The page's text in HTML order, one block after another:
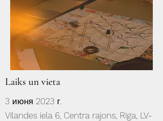
Laiks un vieta
3 июня 2023 г.
Vīlandes iela 6, Centra rajons, Rīga, LV-